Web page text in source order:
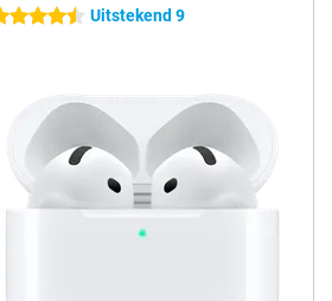
sterren Uitstekend 9